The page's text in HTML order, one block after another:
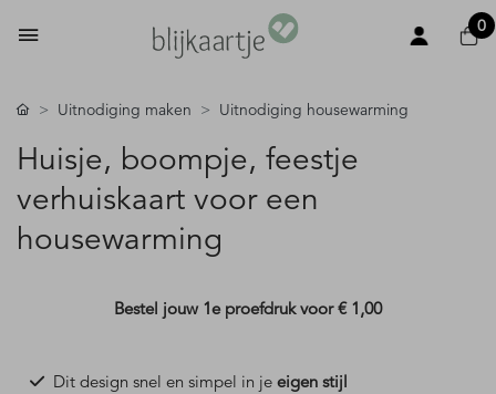
0
Uitnodiging maken Uitnodiging housewarming
Huisje, boompje, feestje
verhuiskaart voor een
housewarming
Bestel jouw 1e proefdruk voor€ 1,00
Dit design snel en simpel in je eigen stijl